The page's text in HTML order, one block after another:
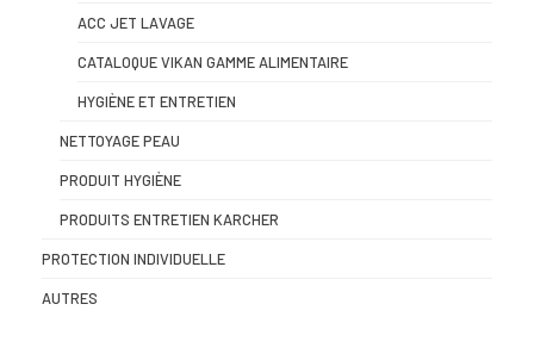
ACC JET LAVAGE
CATALOQUE VIKAN GAMME ALIMENTAIRE
HYGIÈNE ET ENTRETIEN
NETTOYAGE PEAU
PRODUIT HYGIÈNE
PRODUITS ENTRETIEN KARCHER
PROTECTION INDIVIDUELLE
AUTRES